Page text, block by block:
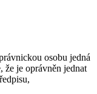
osobu jedná
že je oprávněn jednat